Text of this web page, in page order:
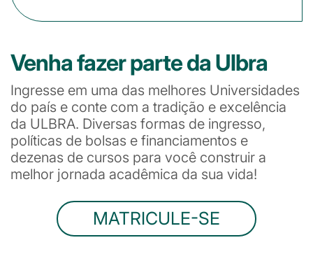
Venha fazer parte da Ulbra
Ingresse em uma das melhores Universidades
do país e conte com a tradição e excelência
da ULBRA. Diversas formas de ingresso,
políticas de bolsas e financiamentos e
dezenas de cursos para você construir a
melhor jornada acadêmica da sua vida!
MATRICULE-SE